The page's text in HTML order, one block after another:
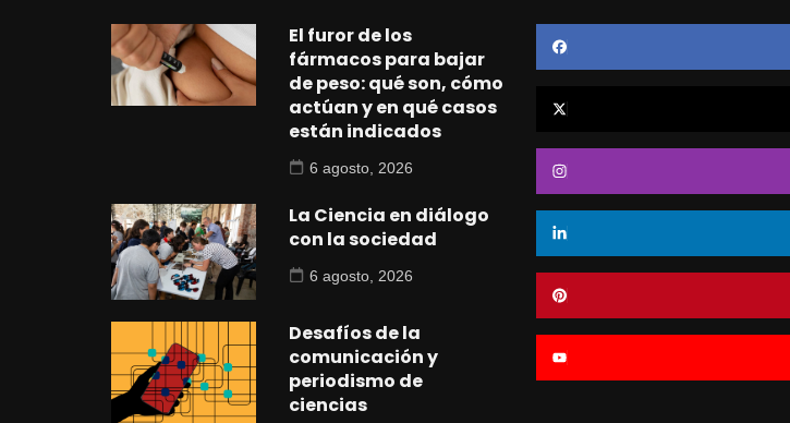
El furor de los
fármacos para bajar
de peso: qué son, cómo
actúan y en qué casos
están indicados
6 agosto, 2026
La Ciencia en diálogo
con la sociedad
6 agosto, 2026
Desafíos de la
comunicación y
periodismo de
ciencias